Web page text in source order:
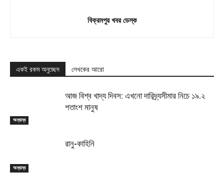
বিক্রমপুর খবর ডেস্ক
একই রকম অনুচ্ছেদ লেখকের আরো
অন্যান্য
আজ বিশ্ব খাদ্য দিবস: এখনো দারিদ্র্যসীমার নিচে ১৯.২
শতাংশ মানুষ
অন্যান্য
রানু-কাহিনি